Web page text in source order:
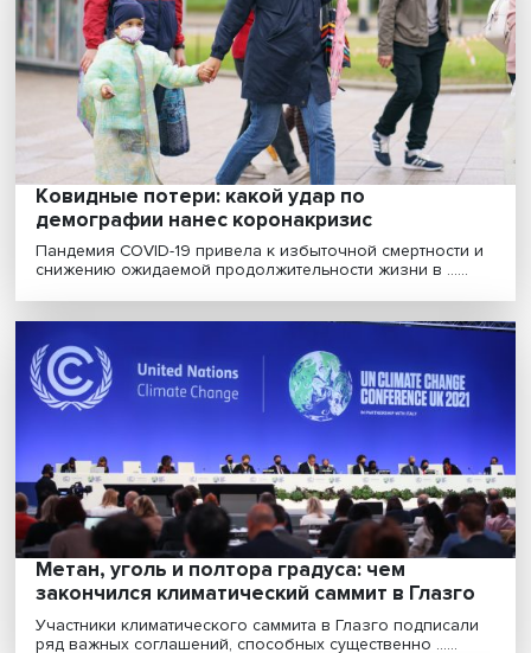
Как исследователи определяют границы разных
поколений? Какие тренды в поведении тех, кто
взрослел......
Российский профиль: как заработок
от трудового стажа
В России трудовой опыт последовательно ведет к
зарплаты, но ее пик остается относительно не......